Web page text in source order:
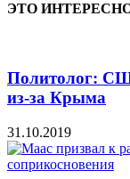
ЭТО
Политолог:
из-за Крыма
31.10.2019